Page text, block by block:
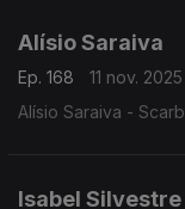
Alísio Saraiva
Ep. 168
11 nov. 2025
Alísio Saraiva -
Isabel